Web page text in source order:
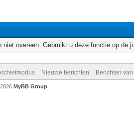
niet overeen. Gebruikt u deze functie op de
Nieuwe berichten Berichten
MyBB Group